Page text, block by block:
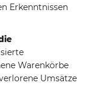
Erkenntnissen
Warenkörbe
Umsätze